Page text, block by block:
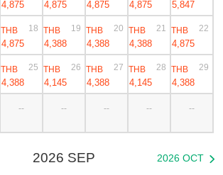
4,875 4,875 4,875 4,875 5,847
THB
4,875
18 THB
4,388
19 THB
4,388
20 THB
4,388
21 THB
4,875
22
THB
4,388
25 THB
4,145
26 THB
4,388
27 THB
4,145
28 THB
4,388
29
-- -- -- -- --
2026 SEP 2026 OCT 